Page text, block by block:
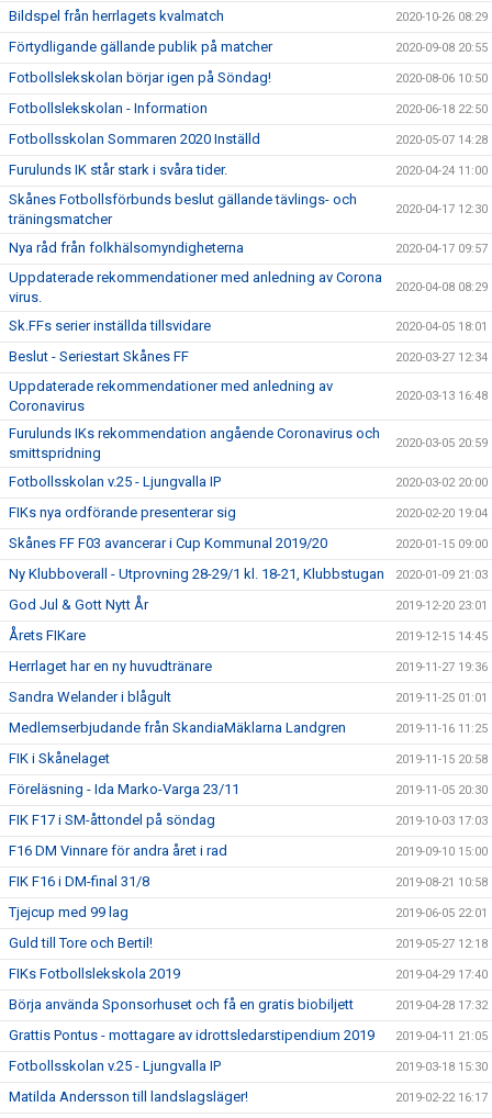
Bildspel från herrlagets kvalmatch 2020-10-26 08:29
Förtydligande gällande publik på matcher 2020-09-08 20:55
Fotbollslekskolan börjar igen på Söndag! 2020-08-06 10:50
Fotbollslekskolan - Information 2020-06-18 22:50
Fotbollsskolan Sommaren 2020 Inställd 2020-05-07 14:28
Furulunds IK står stark i svåra tider. 2020-04-24 11:00
Skånes Fotbollsförbunds beslut gällande tävlings- och
träningsmatcher
2020-04-17 12:30
Nya råd från folkhälsomyndigheterna 2020-04-17 09:57
Uppdaterade rekommendationer med anledning av Corona
virus.
2020-04-08 08:29
Sk.FFs serier inställda tillsvidare 2020-04-05 18:01
Beslut - Seriestart Skånes FF 2020-03-27 12:34
Uppdaterade rekommendationer med anledning av
Coronavirus
2020-03-13 16:48
Furulunds IKs rekommendation angående Coronavirus och
smittspridning
2020-03-05 20:59
Fotbollsskolan v.25 - Ljungvalla IP 2020-03-02 20:00
FIKs nya ordförande presenterar sig 2020-02-20 19:04
Skånes FF F03 avancerar i Cup Kommunal 2019/20 2020-01-15 09:00
Ny Klubboverall - Utprovning 28-29/1 kl. 18-21, Klubbstugan 2020-01-09 21:03
God Jul & Gott Nytt År 2019-12-20 23:01
Årets FIKare 2019-12-15 14:45
Herrlaget har en ny huvudtränare 2019-11-27 19:36
Sandra Welander i blågult 2019-11-25 01:01
Medlemserbjudande från SkandiaMäklarna Landgren 2019-11-16 11:25
FIK i Skånelaget 2019-11-15 20:58
Föreläsning - Ida Marko-Varga 23/11 2019-11-05 20:30
FIK F17 i SM-åttondel på söndag 2019-10-03 17:03
F16 DM Vinnare för andra året i rad 2019-09-10 15:00
FIK F16 i DM-final 31/8 2019-08-21 10:58
Tjejcup med 99 lag 2019-06-05 22:01
Guld till Tore och Bertil! 2019-05-27 12:18
FIKs Fotbollslekskola 2019 2019-04-29 17:40
Börja använda Sponsorhuset och få en gratis biobiljett 2019-04-28 17:32
Grattis Pontus - mottagare av idrottsledarstipendium 2019 2019-04-11 21:05
Fotbollsskolan v.25 - Ljungvalla IP 2019-03-18 15:30
Matilda Andersson till landslagsläger! 2019-02-22 16:17